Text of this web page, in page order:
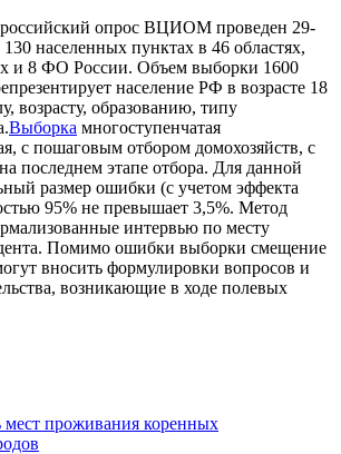
опрос ВЦИОМ проведен 29-
130 населенных пунктах в 46 областях,
и 8 ФО России. Объем выборки 1600
население РФ в возрасте 18
возрасту, образованию, типу
Выборка многоступенчатая
с пошаговым отбором домохозяйств, с
последнем этапе отбора. Для данной
размер ошибки (с учетом эффекта
95% не превышает 3,5%. Метод
интервью по месту
Помимо ошибки выборки смещение
вносить формулировки вопросов и
возникающие в ходе полевых
мест проживания коренных